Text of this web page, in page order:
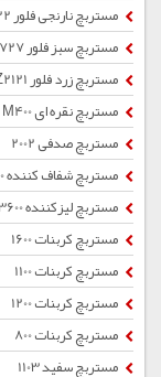
مستربچ نارنجی فلور Z2222
مستربچ سبز فلور Z2727
مستربچ زرد فلور Z2121
مستربچ نقره ای M400
مستربچ صدفی 2002
مستربچ شفاف کننده 2000
مستربچ لیزکننده 3600
مستربچ کربنات 1600
مستربچ کربنات 1100
مستربچ کربنات 1200
مستربچ کربنات 800
مستربچ سفید 1103